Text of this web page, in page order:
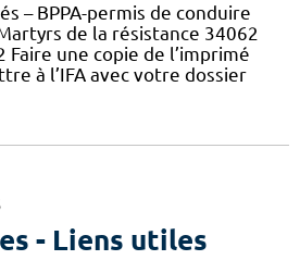
– BPPA-permis de conduire
de la résistance 34062
Faire une copie de l’imprimé
à l’IFA avec votre dossier
- Liens utiles